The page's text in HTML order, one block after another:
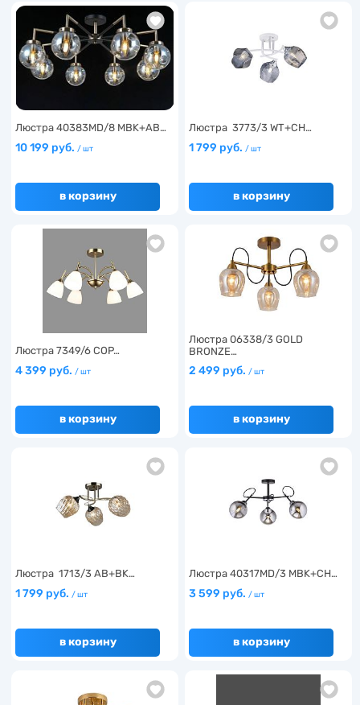
Люстра 40383MD/8 MBK+AB…
10 199 руб. / шт
в корзину
Люстра 3773/3 WT+CH…
1 799 руб. / шт
в корзину
Люстра 7349/6 COP…
4 399 руб. / шт
в корзину
Люстра 06338/3 GOLD
BRONZE…
2 499 руб. / шт
в корзину
Люстра 1713/3 AB+BK…
1 799 руб. / шт
в корзину
Люстра 40317MD/3 MBK+CH…
3 599 руб. / шт
в корзину